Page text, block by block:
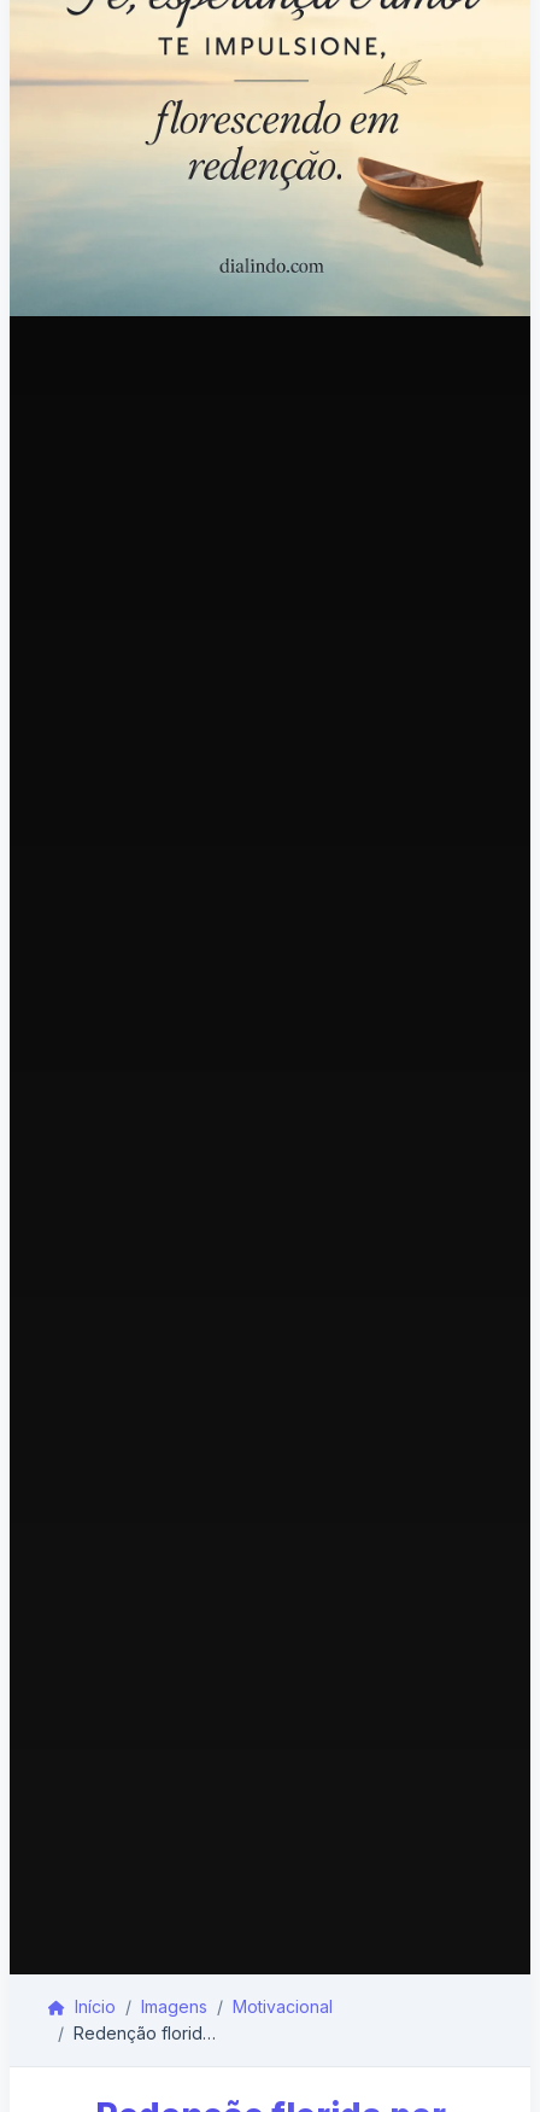
Início Imagens
Motivacional
Redenção florida por esperança.